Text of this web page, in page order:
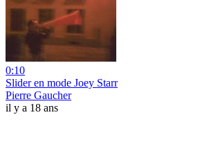
0:10
Slider en mode Joey Starr
Pierre Gaucher
il y a 18 ans